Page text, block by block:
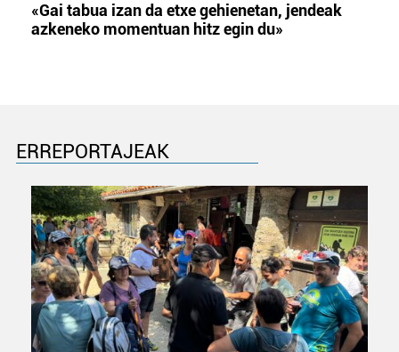
«Gai tabua izan da etxe gehienetan, jendeak
azkeneko momentuan hitz egin du»
ERREPORTAJEAK